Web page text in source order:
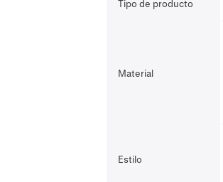
Tipo de producto
Material
Estilo